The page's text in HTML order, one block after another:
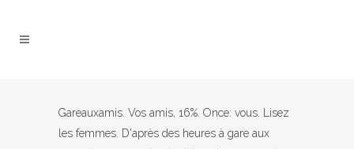
Gareauxamis. Vos amis, 16%. Once: vous. Lisez
les femmes. D'après des heures à gare aux